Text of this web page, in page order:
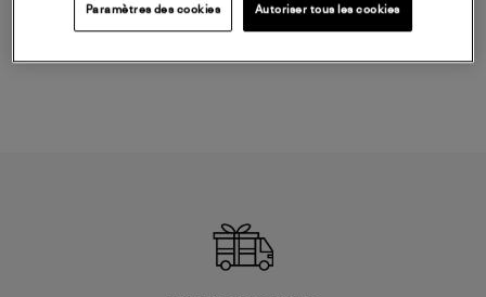
480,00 €
Sac Bobi S Cuir Lamé
Mocassins Killian Sport
Paramètres des cookies Autoriser tous les cookies